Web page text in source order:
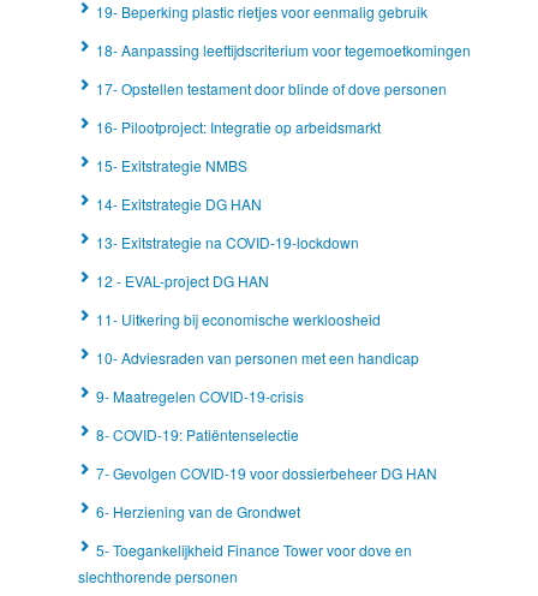
19- Beperking plastic rietjes voor eenmalig gebruik
18- Aanpassing leeftijdscriterium voor tegemoetkomingen
17- Opstellen testament door blinde of dove personen
16- Pilootproject: Integratie op arbeidsmarkt
15- Exitstrategie NMBS
14- Exitstrategie DG HAN
13- Exitstrategie na COVID-19-lockdown
12 - EVAL-project DG HAN
11- Uitkering bij economische werkloosheid
10- Adviesraden van personen met een handicap
9- Maatregelen COVID-19-crisis
8- COVID-19: Patiëntenselectie
7- Gevolgen COVID-19 voor dossierbeheer DG HAN
6- Herziening van de Grondwet
5- Toegankelijkheid Finance Tower voor dove en
slechthorende personen